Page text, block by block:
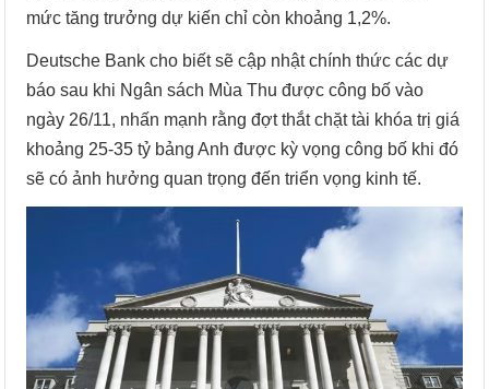
mức tăng trưởng dự kiến chỉ còn khoảng 1,2%.
Deutsche Bank cho biết sẽ cập nhật chính thức các dự
báo sau khi Ngân sách Mùa Thu được công bố vào
ngày 26/11, nhấn mạnh rằng đợt thắt chặt tài khóa trị giá
khoảng 25-35 tỷ bảng Anh được kỳ vọng công bố khi đó
sẽ có ảnh hưởng quan trọng đến triển vọng kinh tế.